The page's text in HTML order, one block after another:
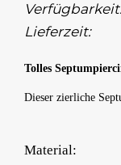
Lieferzeit:
Tolles
Dieser zierliche
Material: